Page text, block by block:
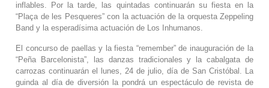
inflables. Por la tarde, las quintadas continuarán su fiesta en la
“Plaça de les Pesqueres” con la actuación de la orquesta Zeppeling
Band y la esperadísima actuación de Los Inhumanos.
El concurso de paellas y la fiesta “remember” de inauguración de la
“Peña Barcelonista”, las danzas tradicionales y la cabalgata de
carrozas continuarán el lunes, 24 de julio, día de San Cristóbal. La
guinda al día de diversión la pondrá un espectáculo de revista de